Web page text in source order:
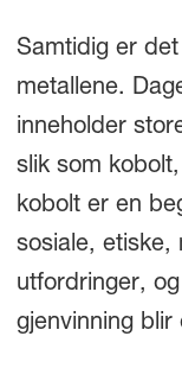
Samtidig er
metallene.
inneholder
slik som
kobolt er en
sosiale, etiske,
utfordringer,
gjenvinning blir